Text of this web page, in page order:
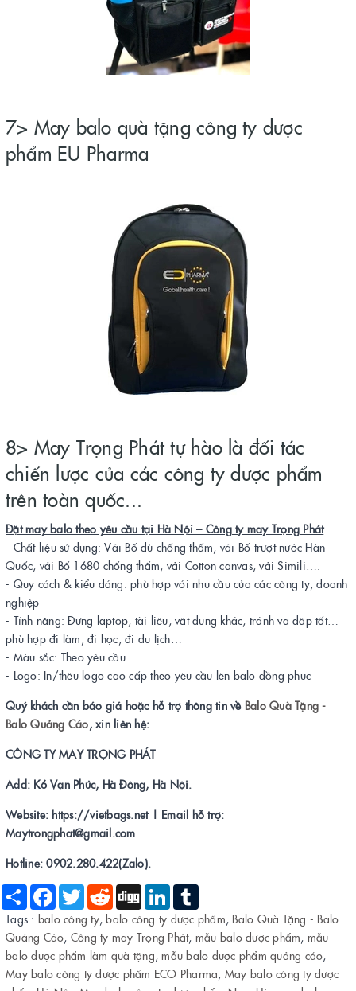
7> May balo quà tặng công ty dược
phẩm EU Pharma
8> May Trọng Phát tự hào là đối tác
chiến lược của các công ty dược phẩm
trên toàn quốc...
Đặt may balo theo yêu cầu tại Hà Nội – Công ty may Trọng Phát
- Chất liệu sử dụng: Vải Bố dù chống thấm, vải Bố trượt nước Hàn
Quốc, vải Bố 1680 chống thấm, vải Cotton canvas, vải Simili….
- Quy cách & kiểu dáng: phù hợp với nhu cầu của các công ty, doanh
nghiệp
- Tính năng: Đựng laptop, tài liệu, vật dụng khác, tránh va đập tốt…
phù hợp đi làm, đi học, đi du lịch…
- Màu sắc: Theo yêu cầu
- Logo: In/thêu logo cao cấp theo yêu cầu lên balo đồng phục
Quý khách cần báo giá hoặc hỗ trợ thông tin về Balo Quà Tặng -
Balo Quảng Cáo, xin liên hệ:
CÔNG TY MAY TRỌNG PHÁT
Add: K6 Vạn Phúc, Hà Đông, Hà Nội.
Website: https://vietbags.net | Email hỗ trợ:
Maytrongphat@gmail.com
Hotline: 0902.280.422(Zalo).
Share Facebook
Twitter Reddit Digg LinkedIn
Tags : balo công ty,balo công ty dược phẩm, Balo Quà Tặng - Balo
Quảng Cáo, Công ty may Trọng Phát, mẫu balo dược phẩm, mẫu
balo dược phẩm làm quà tặng,mẫu balo dược phẩm quảng cáo,
May balo công ty dược phẩm ECO Pharma, May balo công ty dược